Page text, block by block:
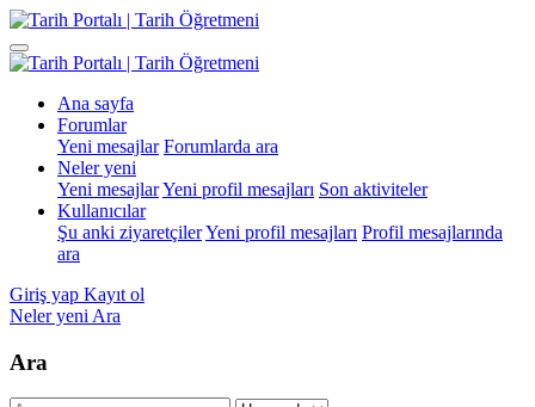
Ana sayfa
Forumlar
Yeni mesajlar Forumlarda ara
Neler yeni
Yeni mesajlarYeni profil mesajları Son aktiviteler
Kullanıcılar
Şu anki ziyaretçilerYeni profil mesajları Profil mesajlarında
ara
Giriş yap Kayıt ol
Neler yeni Ara
Ara